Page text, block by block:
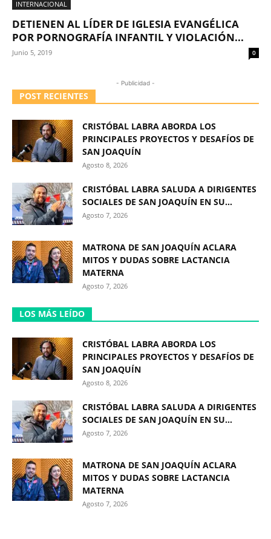
INTERNACIONAL
DETIENEN AL LÍDER DE IGLESIA EVANGÉLICA
POR PORNOGRAFÍA INFANTIL Y VIOLACIÓN...
Junio 5, 2019 0
- Publicidad -
POST RECIENTES
CRISTÓBAL LABRA ABORDA LOS
PRINCIPALES PROYECTOS Y DESAFÍOS DE
SAN JOAQUÍN
Agosto 8, 2026
CRISTÓBAL LABRA SALUDA A DIRIGENTES
SOCIALES DE SAN JOAQUÍN EN SU...
Agosto 7, 2026
MATRONA DE SAN JOAQUÍN ACLARA
MITOS Y DUDAS SOBRE LACTANCIA
MATERNA
Agosto 7, 2026
LOS MÁS LEÍDO
CRISTÓBAL LABRA ABORDA LOS
PRINCIPALES PROYECTOS Y DESAFÍOS DE
SAN JOAQUÍN
Agosto 8, 2026
CRISTÓBAL LABRA SALUDA A DIRIGENTES
SOCIALES DE SAN JOAQUÍN EN SU...
Agosto 7, 2026
MATRONA DE SAN JOAQUÍN ACLARA
MITOS Y DUDAS SOBRE LACTANCIA
MATERNA
Agosto 7, 2026